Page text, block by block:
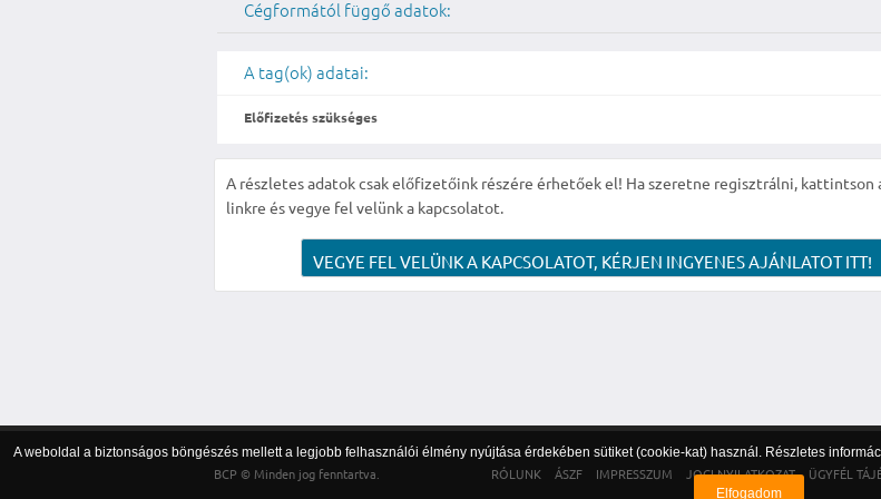
A weboldal a biztonságos böngészés mellett a legjobb felhasználói élmény nyújtása érdekében sütiket (cookie-kat) használ. Részletes
Cégformától függő adatok:
A tag(ok) adatai:
Előfizetés szükséges
A részletes adatok csak előfizetőink részére érhetőek el! Ha szeretne regisztrálni, kattintson
linkre és vegye fel velünk a kapcsolatot.
VEGYE FEL VELÜNK A KAPCSOLATOT, KÉRJEN INGYENES AJÁNLATOT ITT!
BCP © Minden jog fenntartva. RÓLUNK ÁSZF IMPRESSZUM JOGI NYILATKOZAT ÜGYFÉL